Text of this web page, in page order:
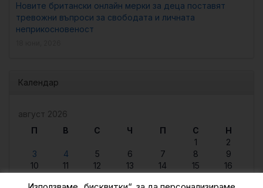
Новите британски онлайн мерки за деца поставят
тревожни въпроси за свободата и личната
неприкосновеност
Календар
август 2026
П
В С Ч П С
Н
1
2
3
4 5 6 7 8
9
10
11 12 13 14 15
16